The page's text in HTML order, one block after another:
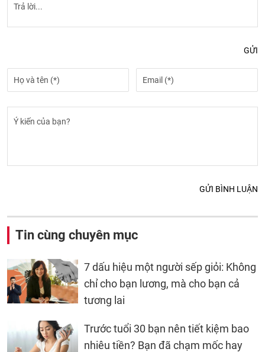
GỬI
GỬI BÌNH LUẬN
Tin cùng chuyên mục
7 dấu hiệu một người sếp giỏi: Không
chỉ cho bạn lương, mà cho bạn cả
tương lai
Trước tuổi 30 bạn nên tiết kiệm bao
nhiêu tiền? Bạn đã chạm mốc hay